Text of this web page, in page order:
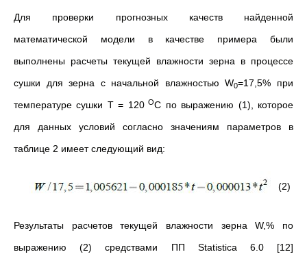
Для проверки прогнозных качеств найденной
математической модели в качестве примера были
выполнены расчеты текущей влажности зерна в процессе
сушки для зерна с начальной влажностью W0=17,5% при
температуре сушки T = 120ОС по выражению (1), которое
для данных условий согласно значениям параметров в
таблице 2 имеет следующий вид:
(2)
Результаты расчетов текущей влажности зерна W,% по
выражению (2) средствами ПП Statistica 6.0 [12]